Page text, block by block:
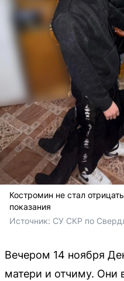
Костромин не стал
показания
Источник: СУ СКР по
Вечером 14 ноября
матери и отчиму. Они